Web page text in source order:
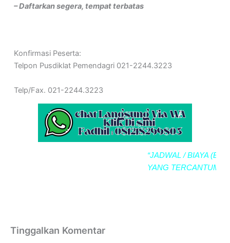
– Daftarkan segera, tempat terbatas
Konfirmasi Peserta:
Telpon Pusdiklat Pemendagri 021-2244.3223
Telp/Fax. 021-2244.3223
“JADWAL / BIAYA
YANG TERCANTUM
Tinggalkan Komentar